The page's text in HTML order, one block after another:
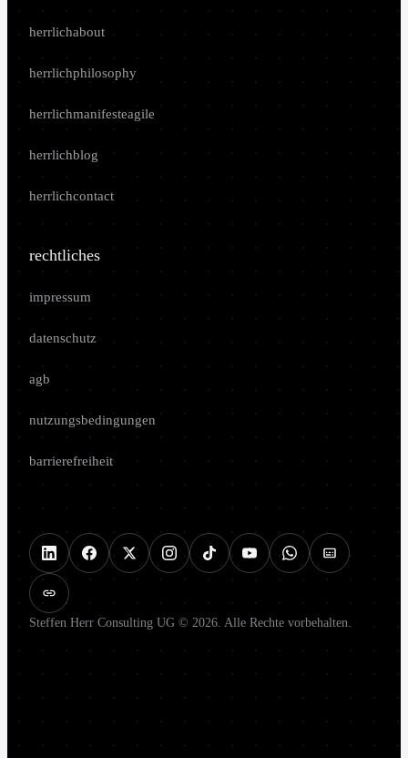
herrlichabout
herrlichphilosophy
herrlichmanifesteagile
herrlichblog
herrlichcontact
rechtliches
impressum
datenschutz
agb
nutzungsbedingungen
barrierefreiheit
Steffen Herr Consulting UG © 2026. Alle Rechte vorbehalten.